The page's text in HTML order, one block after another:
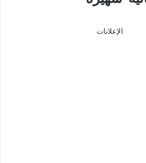
الإعلانات